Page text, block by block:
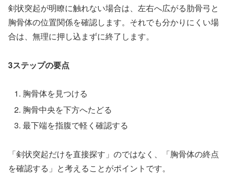
剣状突起が明瞭に触れない場合は、左右へ広がる肋骨弓と
胸骨体の位置関係を確認します。それでも分かりにくい場
合は、無理に押し込まずに終了します。
3ステップの要点
胸骨体を見つける
胸骨中央を下方へたどる
最下端を指腹で軽く確認する
「剣状突起だけを直接探す」のではなく、「胸骨体の終点
を確認する」と考えることがポイントです。